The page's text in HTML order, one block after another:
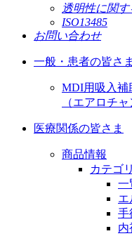
透明性に関
ISO13485
お問い合わせ
一般・患者の皆さま
MDI用吸入補
（エアロチ
医療関係の皆さま
商品情報
カテゴ
一
エ
手
内